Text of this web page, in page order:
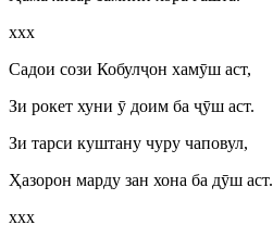
ххх
Садои сози Кобулҷон хамӯш аст,
Зи рокет хуни ӯ доим ба ҷӯш аст.
Зи тарси куштану чуру чаповул,
Ҳазорон марду зан хона ба дӯш аст.
ххх